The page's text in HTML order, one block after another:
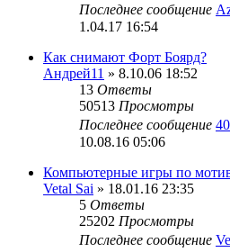
Последнее сообщение
1.04.17 16:54
Как снимают Форт Боярд?
Андрей11 » 8.10.06 18:52
13 Ответы
50513 Просмотры
Последнее сообщение
10.08.16 05:06
Компьютерные игры по
Vetal Sai » 18.01.16 23:35
5 Ответы
25202 Просмотры
Последнее сообщение